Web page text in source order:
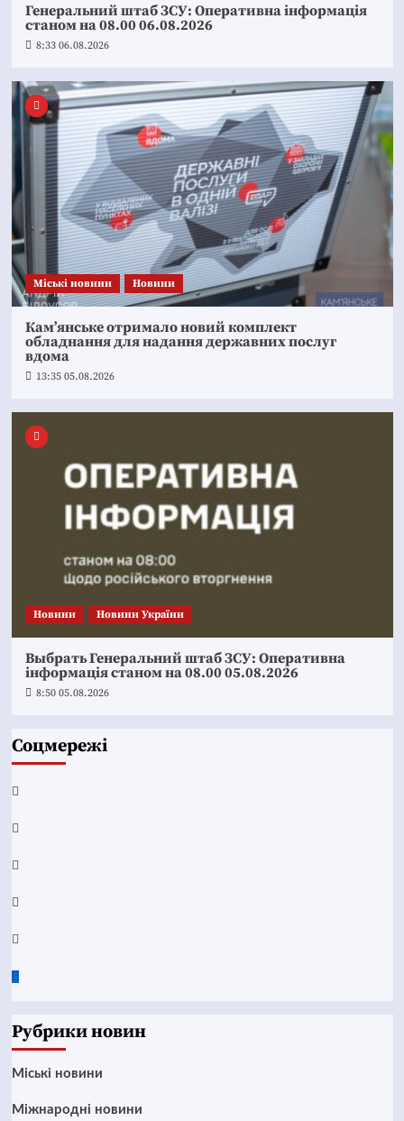
Генеральний штаб ЗСУ: Оперативна інформація
станом на 08.00 06.08.2026
8:33 06.08.2026
Mіські новини Новини
Кам’янське отримало новий комплект
обладнання для надання державних послуг
вдома
13:35 05.08.2026
Новини Новини України
Выбрать Генеральний штаб ЗСУ: Оперативна
інформація станом на 08.00 05.08.2026
8:50 05.08.2026
Соцмережі
Facebook
YouTube
Telegram
Instagram
Twitter
Рубрики новин
Mіські новини
Міжнародні новини